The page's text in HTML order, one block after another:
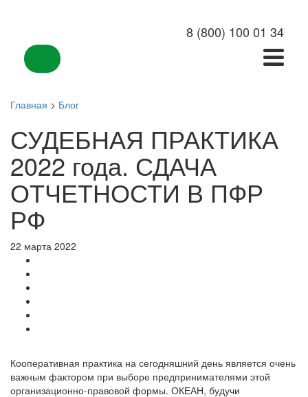
8 (800) 100 01 34
Главная > Блог
СУДЕБНАЯ ПРАКТИКА
2022 года. СДАЧА
ОТЧЕТНОСТИ В ПФР
РФ
22 марта 2022
Кооперативная практика на сегодняшний день является очень
важным фактором при выборе предпринимателями этой
организационно-правовой формы. ОКЕАН, будучи